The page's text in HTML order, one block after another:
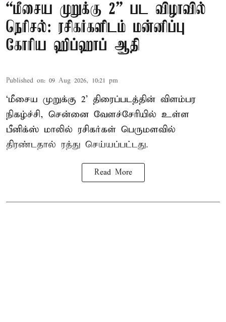
“மீசைய முறுக்கு 2” பட விழாவில்
நெரிசல்: ரசிகர்களிடம் மன்னிப்பு
கோரிய ஹிப்ஹாப் ஆதி
Published on: 09 Aug 2026, 10:21 pm
‘மீசைய முறுக்கு 2’ திரைப்படத்தின் விளம்பர
நிகழ்ச்சி, சென்னை வேளச்சேரியில் உள்ள
பீனிக்ஸ் மாலில் ரசிகர்கள் பெருமளவில்
திரண்டதால் ரத்து செய்யப்பட்டது.
Read More